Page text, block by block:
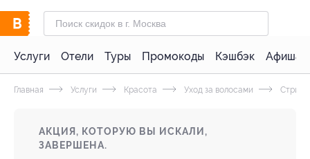
Услуги Отели Туры Промокоды Кэшбэк Афиша
Главная Услуги Красота Уход за волосами
АКЦИЯ, КОТОРУЮ ВЫ ИСКАЛИ,
ЗАВЕРШЕНА.